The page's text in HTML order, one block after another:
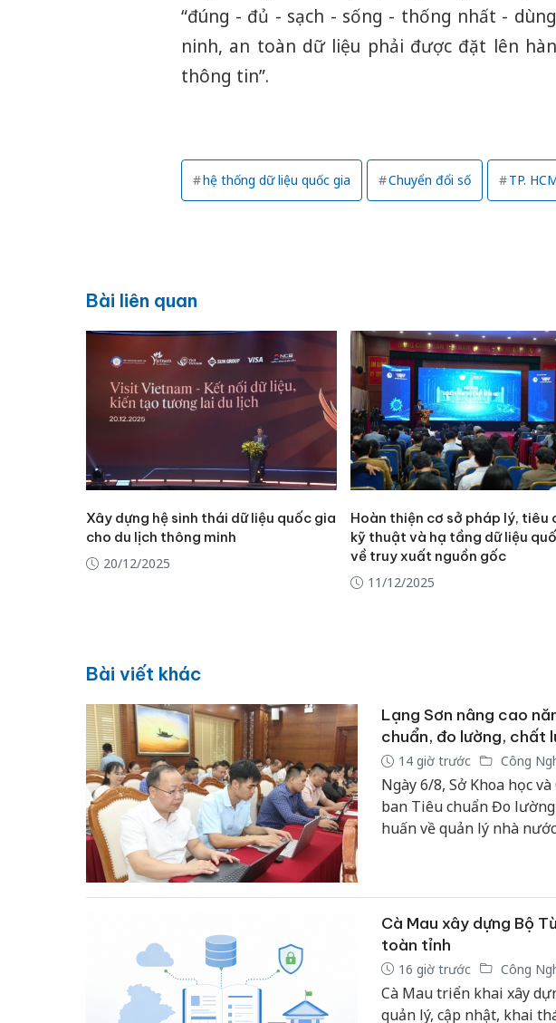
“đúng - đủ - sạch - sống - thống nhất -
ninh, an toàn dữ liệu phải được đặt lên
thông tin”.
hệ thống dữ liệu quốc gia Chuyển đổi số TP.
Bài liên quan
Xây dựng hệ sinh thái dữ liệu quốc gia
cho du lịch thông minh
20/12/2025
Hoàn thiện cơ sở pháp lý, tiêu
kỹ thuật và hạ tầng dữ liệu
về truy xuất nguồn gốc
11/12/2025
Bài viết khác
Lạng Sơn nâng cao
chuẩn, đo lường, chất
14 giờ trước Công
Ngày 6/8, Sở Khoa học
ban Tiêu chuẩn Đo
huấn về quản lý nhà
phường và các đơn vị sự
Cà Mau xây dựng Bộ
toàn tỉnh
16 giờ trước Công
Cà Mau triển khai xây
quản lý, cập nhật, khai